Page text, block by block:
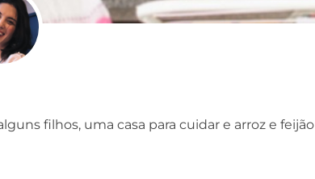
filhos, uma casa para cuidar e arroz e feijão